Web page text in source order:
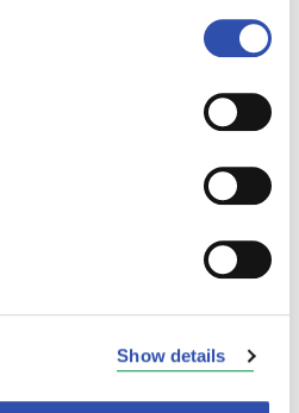
Show details
tarvittaessa
vuoroihin.
mahdollisuuksien
toiseen.
missä matkustetaan
ja vuorojen
alle 50 %